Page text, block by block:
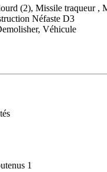
(2), Missile traqueur ,
Néfaste D3
Véhicule
1